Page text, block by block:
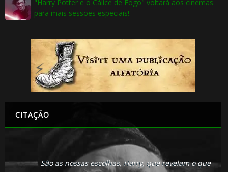
"Harry Potter e o Cálice de Fogo" voltará aos cinemas
para mais sessões especiais!
CITAÇÃO
São as nossas escolhas, Harry, que revelam o que
1️⃣ 8️⃣
🎂